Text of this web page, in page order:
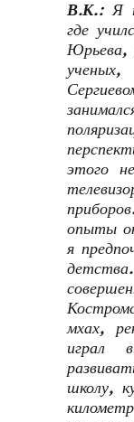
В.К.:Я
где
Юрьева,
этого
опыты
я
мхах,
играл
школу,